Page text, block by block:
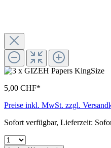
5,00 CHF*
Preise inkl. MwSt. zzgl.
Sofort verfügbar, Lieferzeit: